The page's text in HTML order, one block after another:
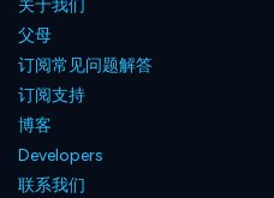
关于我们
父母
订阅常见问题解答
订阅支持
博客
Developers
联系我们